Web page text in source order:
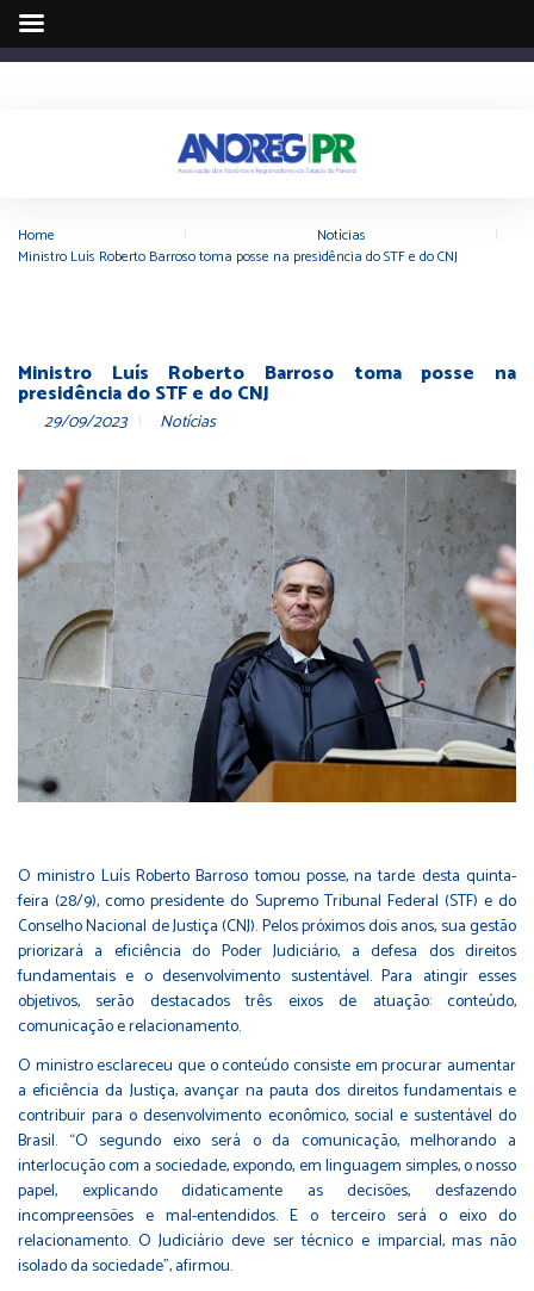
Home Notícias
Ministro Luís Roberto Barroso toma posse na presidência do STF e do CNJ
Ministro Luís Roberto Barroso toma posse na
presidência do STF e do CNJ
29/09/2023 Notícias
O ministro Luís Roberto Barroso tomou posse, na tarde desta quinta-
feira (28/9), como presidente do Supremo Tribunal Federal (STF) e do
Conselho Nacional de Justiça (CNJ). Pelos próximos dois anos, sua gestão
priorizará a eficiência do Poder Judiciário, a defesa dos direitos
fundamentais e o desenvolvimento sustentável. Para atingir esses
objetivos, serão destacados três eixos de atuação: conteúdo,
comunicação e relacionamento.
O ministro esclareceu que o conteúdo consiste em procurar aumentar
a eficiência da Justiça, avançar na pauta dos direitos fundamentais e
contribuir para o desenvolvimento econômico, social e sustentável do
Brasil. “O segundo eixo será o da comunicação, melhorando a
interlocução com a sociedade, expondo, em linguagem simples, o nosso
papel, explicando didaticamente as decisões, desfazendo
incompreensões e mal-entendidos. E o terceiro será o eixo do
relacionamento. O Judiciário deve ser técnico e imparcial, mas não
isolado da sociedade”, afirmou.